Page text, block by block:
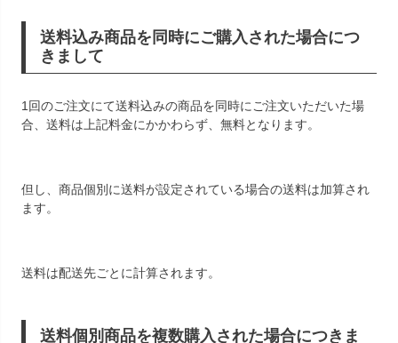
送料込み商品を同時にご購入された場合につ
きまして
1回のご注文にて送料込みの商品を同時にご注文いただいた場
合、送料は上記料金にかかわらず、無料となります。
但し、商品個別に送料が設定されている場合の送料は加算され
ます。
送料は配送先ごとに計算されます。
送料個別商品を複数購入された場合につきま